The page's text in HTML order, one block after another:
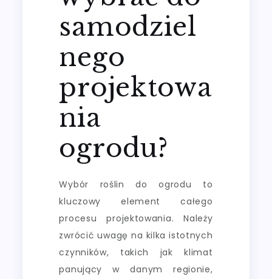
samodziel
nego
projektowa
nia
ogrodu?
Wybór roślin do ogrodu to
kluczowy element całego
procesu projektowania. Należy
zwrócić uwagę na kilka istotnych
czynników, takich jak klimat
panujący w danym regionie,